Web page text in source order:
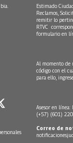
Estimado
Reclamos,
remitir lo
RTVC
formulario en
Al momento de
código con el
para ello,
Asesor en línea:
(+57) (601)
Correo de